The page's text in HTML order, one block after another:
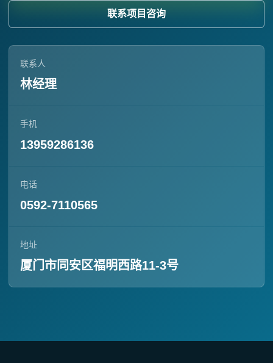
联系项目咨询
联系人
林经理
手机
13959286136
电话
0592-7110565
地址
厦门市同安区福明西路11-3号